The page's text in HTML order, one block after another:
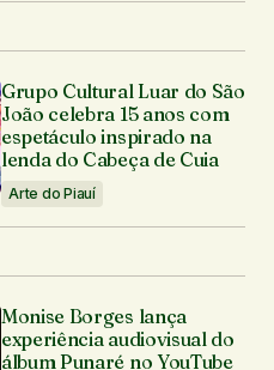
Grupo Cultural Luar do São
João celebra 15 anos com
espetáculo inspirado na
lenda do Cabeça de Cuia
Arte do Piauí
Monise Borges lança
experiência audiovisual do
álbum Punaré no YouTube